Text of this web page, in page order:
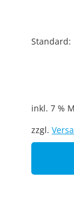
Standard:
inkl. 7 %
zzgl.